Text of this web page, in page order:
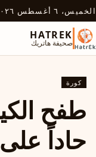
الخميس، ٦ أغسطس ٢٠٢٦
HATREK
صحيفة هاتريك
كورة
طفح
حاداً